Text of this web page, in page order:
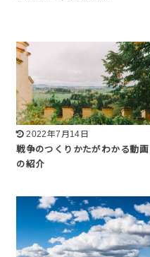
2022年7月14日
戦争のつくりかたがわかる動画
の紹介